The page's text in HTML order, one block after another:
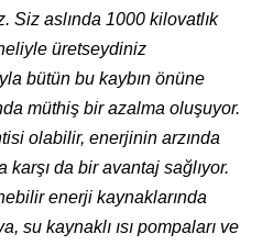
Siz aslında 1000 kilovatlık
üretseydiniz
bütün bu kaybın önüne
müthiş bir azalma oluşuyor.
olabilir, enerjinin arzında
da bir avantaj sağlıyor.
enerji kaynaklarında
su kaynaklı ısı pompaları ve